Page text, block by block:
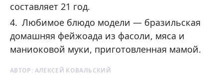
составляет 21 год.
Любимое блюдо модели — бразильская
домашняя фейжоада из фасоли, мяса и
маниоковой муки, приготовленная мамой.
АВТОР: АЛЕКСЕЙ КОВАЛЬСКИЙ